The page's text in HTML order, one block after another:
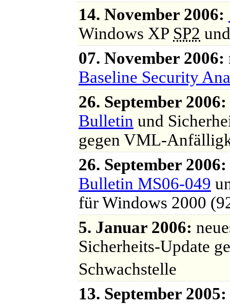
14. November 2006:
Windows XP SP2
07. November 2006:
Baseline Security
26. September 2006:
Bulletin und
gegen VML-
26. September 2006:
Bulletin MS06-049
für Windows 2000
5. Januar 2006:
Sicherheits-Update
Schwachstelle
13. September 2005: